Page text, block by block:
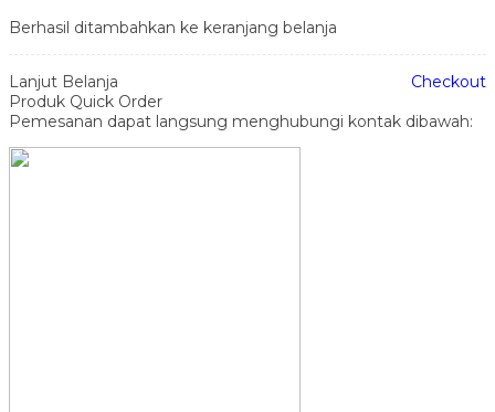
Berhasil ditambahkan ke keranjang belanja
Lanjut Belanja
Checkout
Produk Quick Order
Pemesanan dapat langsung menghubungi kontak dibawah: